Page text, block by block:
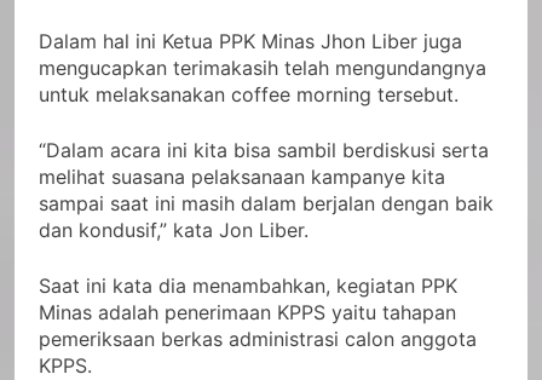
Dalam hal ini Ketua PPK Minas Jhon Liber juga
mengucapkan terimakasih telah mengundangnya
untuk melaksanakan coffee morning tersebut.
“Dalam acara ini kita bisa sambil berdiskusi serta
melihat suasana pelaksanaan kampanye kita
sampai saat ini masih dalam berjalan dengan baik
dan kondusif,” kata Jon Liber.
Saat ini kata dia menambahkan, kegiatan PPK
Minas adalah penerimaan KPPS yaitu tahapan
pemeriksaan berkas administrasi calon anggota
KPPS.